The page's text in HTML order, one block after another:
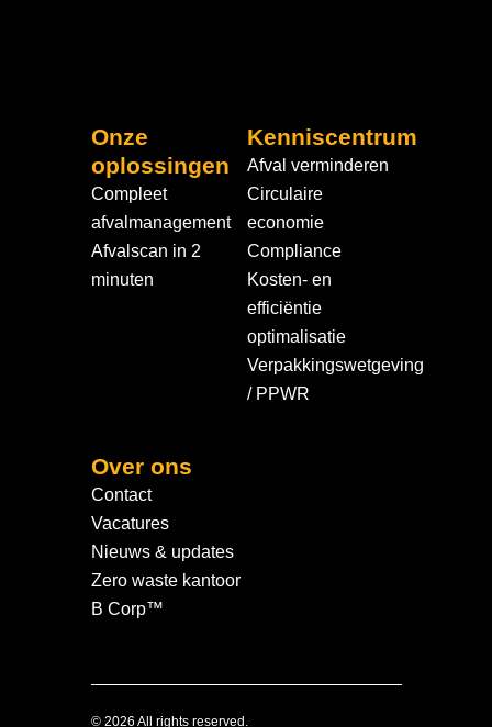
Onze
oplossingen
Compleet
afvalmanagement
Afvalscan in 2
minuten
Kenniscentrum
Afval verminderen
Circulaire
economie
Compliance
Kosten- en
efficiëntie
optimalisatie
Verpakkingswetgeving
/ PPWR
Over ons
Contact
Vacatures
Nieuws & updates
Zero waste kantoor
B Corp™
© 2026 All rights reserved.